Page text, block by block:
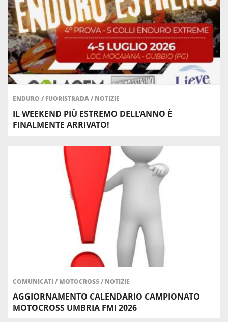
ENDURO / FUORISTRADA/ NOTIZIE
IL WEEKEND PIÙ ESTREMO DELL’ANNO È
FINALMENTE ARRIVATO!
COMUNICATI/ MOTOCROSS/ NOTIZIE
AGGIORNAMENTO CALENDARIO CAMPIONATO
MOTOCROSS UMBRIA FMI 2026